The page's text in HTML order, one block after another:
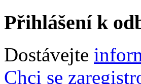
Přihlášení k
Dostávejte
Chci se